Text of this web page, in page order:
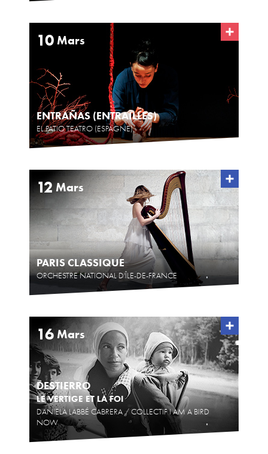
10 Mars
ENTRAÑAS (ENTRAILLES)
EL PATIO TEATRO (ESPAGNE)
12Mars
PARIS CLASSIQUE
ORCHESTRE NATIONAL D'ÎLE-DE-FRANCE
16Mars
DESTIERRO
LE VERTIGE ET LA FOI
DANIELA LABBÉ CABRERA / COLLECTIF I AM A BIRD
NOW